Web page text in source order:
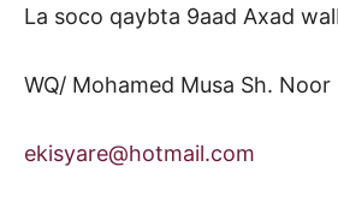
La soco qaybta 9aad Axad
WQ/ Mohamed Musa Sh. Noor
ekisyare@hotmail.com